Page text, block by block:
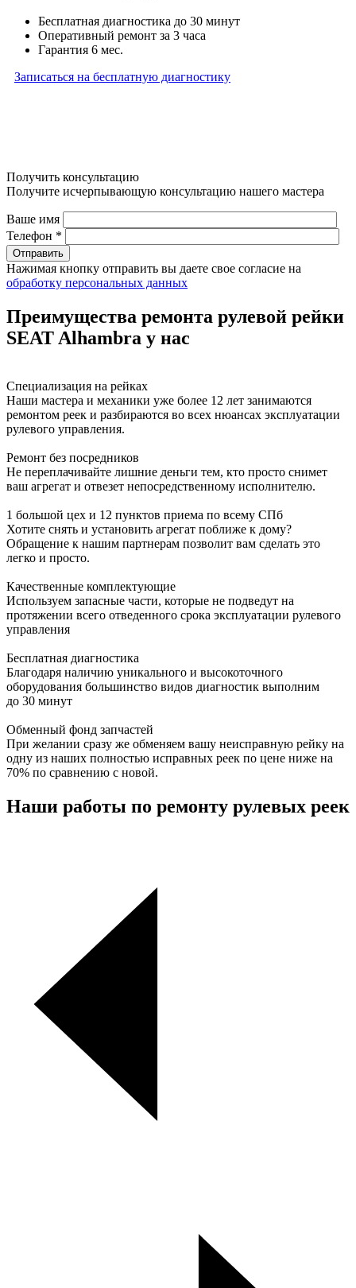
Бесплатная диагностика до 30 минут
Оперативный ремонт за 3 часа
Гарантия 6 мес.
Записаться на бесплатную диагностику
Получить консультацию
Получите исчерпывающую консультацию нашего мастера
Ваше имя
Телефон *
Нажимая кнопку отправить вы даете свое согласие на
обработку персональных данных
Преимущества ремонта рулевой рейки
SEAT Alhambra у нас
Специализация на рейках
Наши мастера и механики уже более 12 лет занимаются
ремонтом реек и разбираются во всех нюансах эксплуатации
рулевого управления.
Ремонт без посредников
Не переплачивайте лишние деньги тем, кто просто снимет
ваш агрегат и отвезет непосредственному исполнителю.
1 большой цех и 12 пунктов приема по всему СПб
Хотите снять и установить агрегат поближе к дому?
Обращение к нашим партнерам позволит вам сделать это
легко и просто.
Качественные комплектующие
Используем запасные части, которые не подведут на
протяжении всего отведенного срока эксплуатации рулевого
управления
Бесплатная диагностика
Благодаря наличию уникального и высокоточного
оборудования большинство видов диагностик выполним
до 30 минут
Обменный фонд запчастей
При желании сразу же обменяем вашу неисправную рейку на
одну из наших полностью исправных реек по цене ниже на
70% по сравнению с новой.
Наши работы по ремонту рулевых реек